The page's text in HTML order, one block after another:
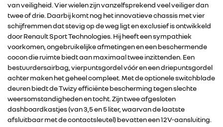
ALLIANCE
FOTO’S & VIDEO’S
IN DE MEDIA
CONTACT
van veiligheid. Vier wielen zijn vanzelfsprekend veel veiliger dan
twee of drie. Daarbij komt nog het innovatieve chassis met vier
schijfremmen dat stevig op de weg ligt en exclusief is ontwikkeld
door Renault Sport Technologies. Hij heeft een sympathiek
voorkomen, ongebruikelijke afmetingen en een beschermende
cocon die ruimte biedt aan maximaal twee inzittenden. Een
bestuurdersairbag, vierpuntsgordel vóór en een driepuntsgordel
achter maken het geheel compleet. Met de optionele switchblade
deuren biedt de Twizy efficiënte bescherming tegen slechte
weersomstandigheden en tocht. Zijn twee afgesloten
dashboardkastjes (van 3,5 en 5 liter, waarvan de laatste
afsluitbaar met de contactsleutel) bevatten een 12V-aansluiting.